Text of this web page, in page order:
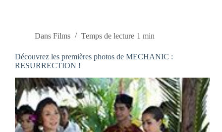
Dans Films Temps de lecture 1 min
Découvrez les premières photos de MECHANIC :
RESURRECTION !